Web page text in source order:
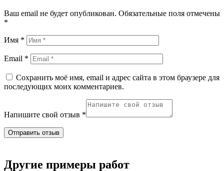
Ваш email не будет опубликован. Обязательные поля отмечены
*
Имя *
Email *
Сохранить моё имя, email и адрес сайта в этом браузере для
последующих моих комментариев.
Напишите свой отзыв *
Другие примеры работ